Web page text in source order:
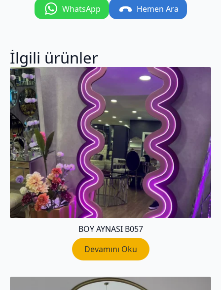
WhatsApp Hemen Ara
İlgili ürünler
BOY AYNASI B057
Devamını Oku